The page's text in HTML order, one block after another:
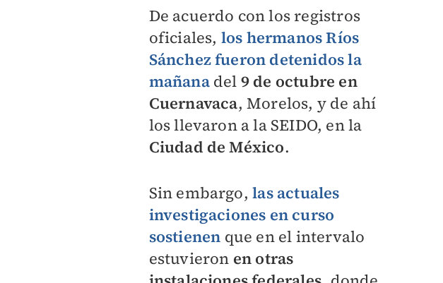
De acuerdo con los registros
oficiales, los hermanos Ríos
Sánchez fueron detenidos la
mañanadel 9 de octubre en
Cuernavaca, Morelos, y de ahí
los llevaron a la SEIDO, en la
Ciudad de México.
Sin embargo,las actuales
investigaciones en curso
sostienen que en el intervalo
estuvieron en otras